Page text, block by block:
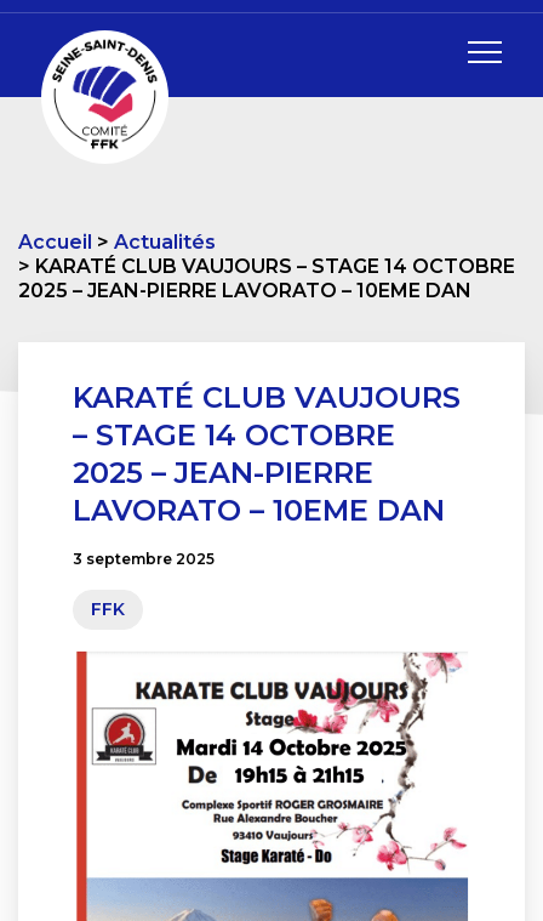
Accueil
Actualités
KARATÉ CLUB VAUJOURS – STAGE 14 OCTOBRE
2025 – JEAN-PIERRE LAVORATO – 10EME DAN
KARATÉ CLUB VAUJOURS
– STAGE 14 OCTOBRE
2025 – JEAN-PIERRE
LAVORATO – 10EME DAN
3 septembre 2025
FFK